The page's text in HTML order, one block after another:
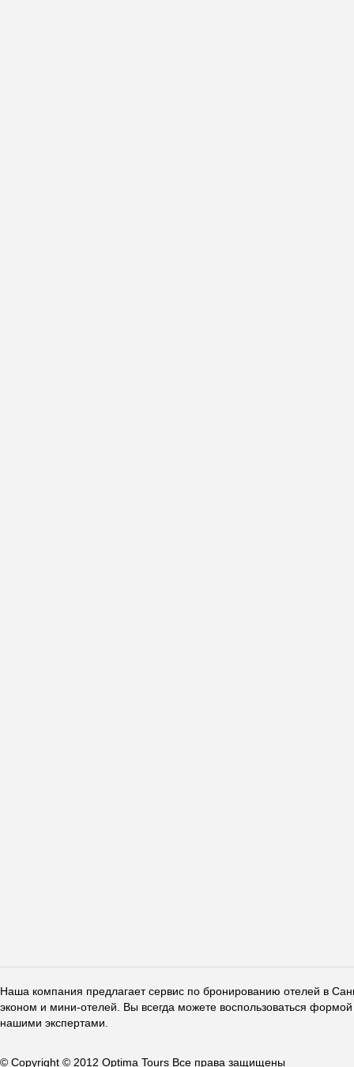
Наша компания предлагает сервис по бронированию отелей в
эконом и мини-отелей. Вы всегда можете воспользоваться
нашими экспертами.
© Copyright © 2012 Optima Tours Все права защищены